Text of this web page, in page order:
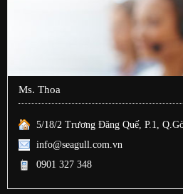
Ms. Thoa
5/18/2 Trương Đăng Quế, P.1,
info@seagull.com.vn
0901 327 348